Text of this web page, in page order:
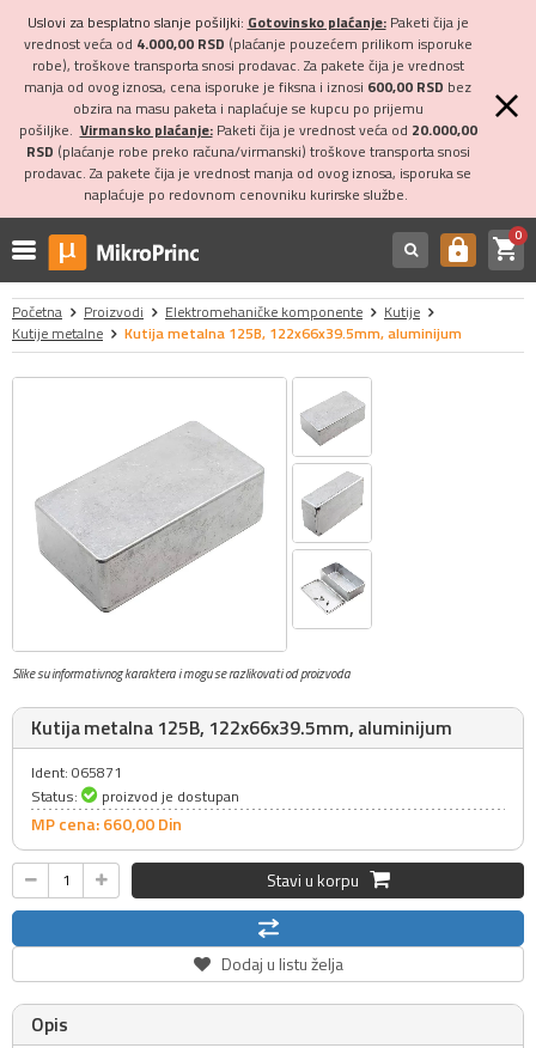
Uslovi za besplatno slanje pošiljki: Gotovinsko plaćanje:Paketi čija je
vrednost veća od 4.000,00 RSD (plaćanje pouzećem prilikom isporuke
robe), troškove transporta snosi prodavac. Za pakete čija je vrednost
manja od ovog iznosa, cena isporuke je fiksna i iznosi 600,00 RSD bez
obzira na masu paketa i naplaćuje se kupcu po prijemu
pošiljke. Virmansko plaćanje:Paketi čija je vrednost veća od 20.000,00
RSD (plaćanje robe preko računa/virmanski) troškove transporta snosi
prodavac. Za pakete čija je vrednost manja od ovog iznosa, isporuka se
naplaćuje po redovnom cenovniku kurirske službe.
https shopping_cart0
Početna Proizvodi Elektromehaničke komponente
Kutije
Kutije metalne
Kutija metalna 125B, 122x66x39.5mm, aluminijum
Slike su informativnog karaktera i mogu se razlikovati od proizvoda
Kutija metalna 125B, 122x66x39.5mm, aluminijum
Ident: 065871
Status:
proizvod je dostupan
MP cena: 660,00Din
Stavi u korpu
Dodaj u listu želja
Opis